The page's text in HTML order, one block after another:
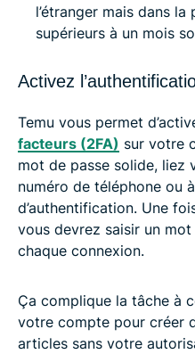
l’étranger mais dans
supérieurs à un mois
Activez
Temu vous permet
facteurs (2FA) sur votre
mot de passe solide, liez
numéro de téléphone ou
d’authentification. Une
vous devrez saisir un
chaque connexion.
Ça complique la tâche à
votre compte pour créer
articles sans votre